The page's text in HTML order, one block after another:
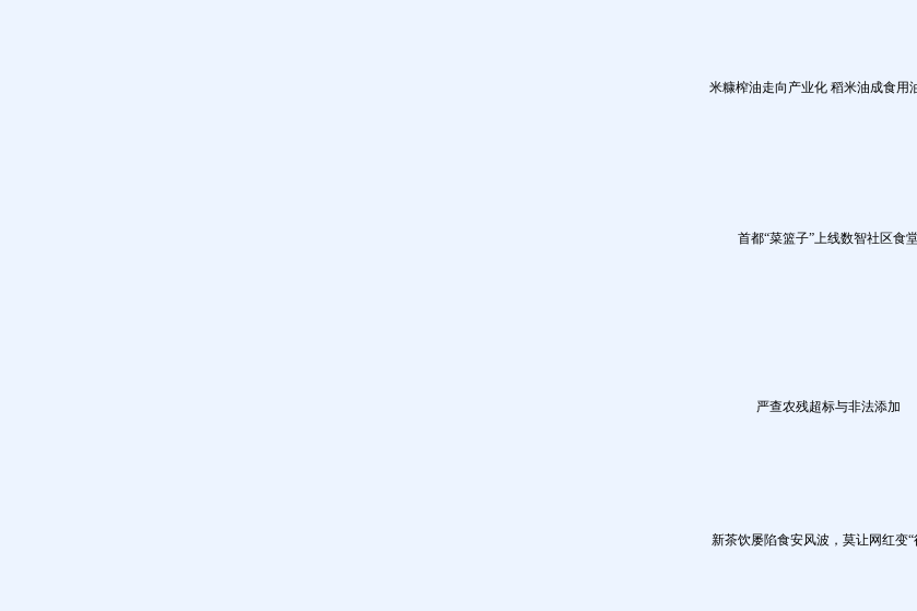
米糠榨油走向产业化 稻米油成食用
首都“菜篮子”上线数智社区食
严查农残超标与非法添加
新茶饮屡陷食安风波，莫让网红变“